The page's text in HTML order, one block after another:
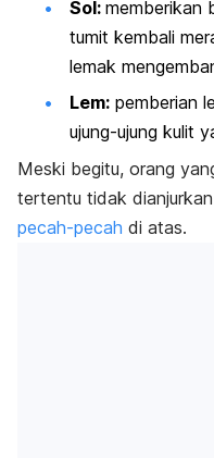
Sol: memberikan
tumit kembali
lemak
Lem: pemberian
ujung-ujung kulit
Meski begitu, orang
tertentu tidak
pecah-pecah di atas.